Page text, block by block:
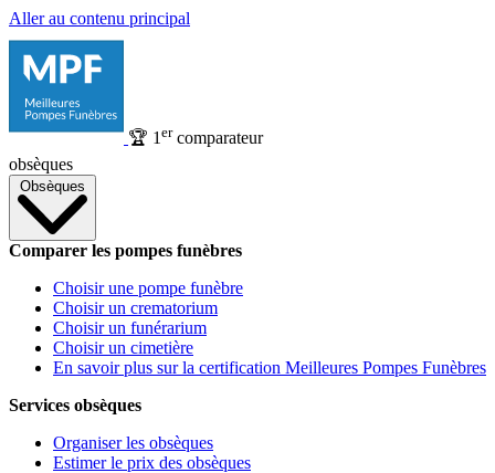
Aller au contenu principal
🏆 1 ercomparateur
obsèques
Obsèques
Comparer les pompes funèbres
Choisir une pompe funèbre
Choisir un crematorium
Choisir un funérarium
Choisir un cimetière
En savoir plus sur la certification Meilleures Pompes Funèbres
Services obsèques
Organiser les obsèques
Estimer le prix des obsèques